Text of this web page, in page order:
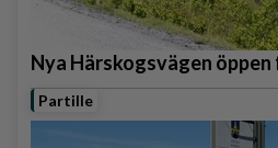
Nya Härskogsvägen
Partille